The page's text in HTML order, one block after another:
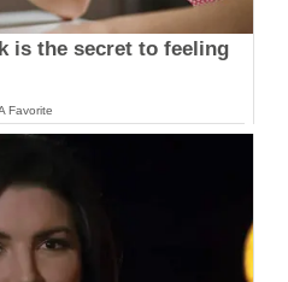
is the secret to feeling
Favorite